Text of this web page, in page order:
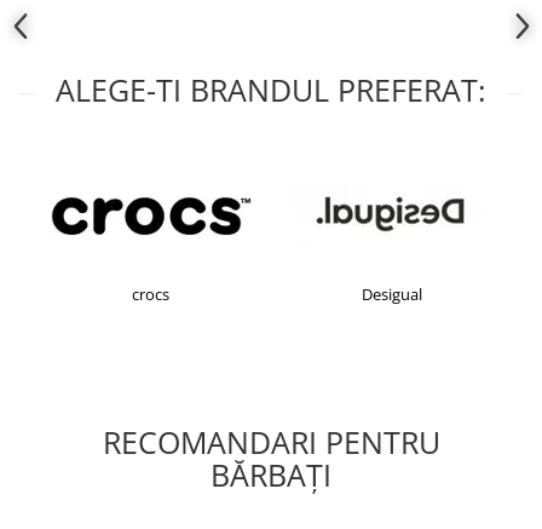
ALEGE-TI BRANDUL PREFERAT:
crocs Desigual
RECOMANDARI PENTRU
BĂRBAŢI